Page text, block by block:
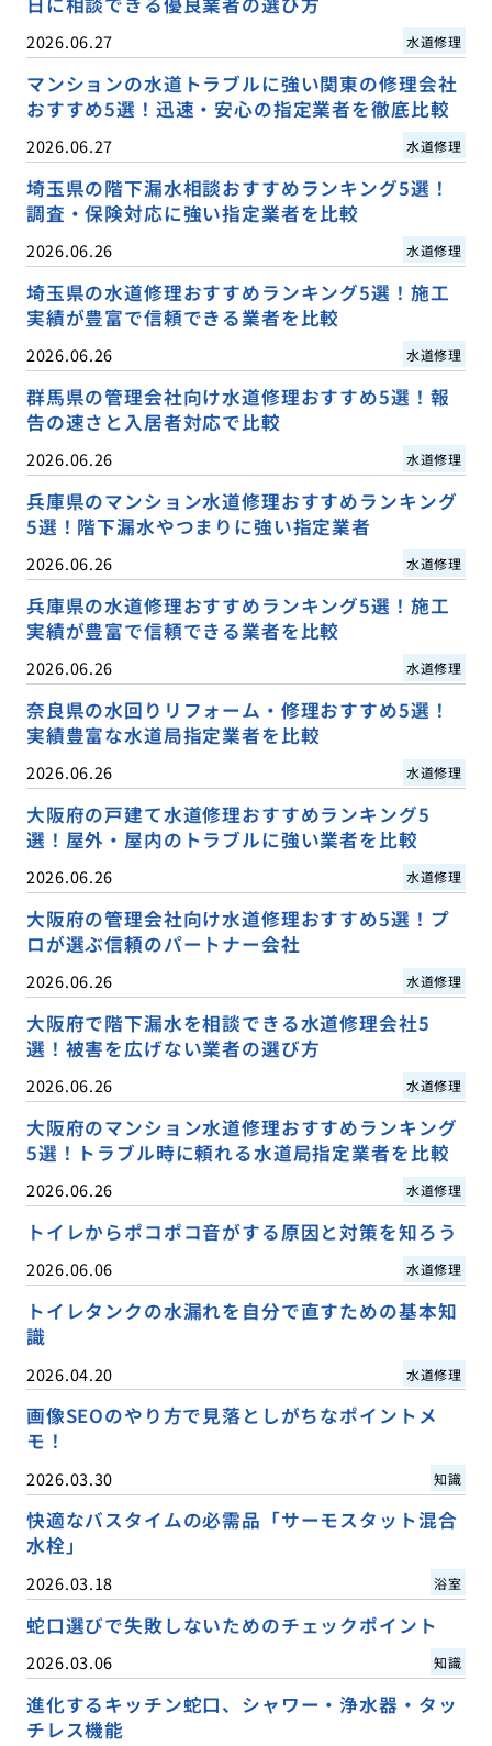
2026.06.27 水道修理
マンションの水道トラブルに強い関東の修理会社
おすすめ5選！迅速・安心の指定業者を徹底比較
2026.06.27 水道修理
埼玉県の階下漏水相談おすすめランキング5選！
調査・保険対応に強い指定業者を比較
2026.06.26 水道修理
埼玉県の水道修理おすすめランキング5選！施工
実績が豊富で信頼できる業者を比較
2026.06.26 水道修理
群馬県の管理会社向け水道修理おすすめ5選！報
告の速さと入居者対応で比較
2026.06.26 水道修理
兵庫県のマンション水道修理おすすめランキング
5選！階下漏水やつまりに強い指定業者
2026.06.26 水道修理
兵庫県の水道修理おすすめランキング5選！施工
実績が豊富で信頼できる業者を比較
2026.06.26 水道修理
奈良県の水回りリフォーム・修理おすすめ5選！
実績豊富な水道局指定業者を比較
2026.06.26 水道修理
大阪府の戸建て水道修理おすすめランキング5
選！屋外・屋内のトラブルに強い業者を比較
2026.06.26 水道修理
大阪府の管理会社向け水道修理おすすめ5選！プ
ロが選ぶ信頼のパートナー会社
2026.06.26 水道修理
大阪府で階下漏水を相談できる水道修理会社5
選！被害を広げない業者の選び方
2026.06.26 水道修理
大阪府のマンション水道修理おすすめランキング
5選！トラブル時に頼れる水道局指定業者を比較
2026.06.26 水道修理
トイレからポコポコ音がする原因と対策を知ろう
2026.06.06 水道修理
トイレタンクの水漏れを自分で直すための基本知
識
2026.04.20 水道修理
画像SEOのやり方で見落としがちなポイントメ
モ！
2026.03.30 知識
快適なバスタイムの必需品「サーモスタット混合
水栓」
2026.03.18 浴室
蛇口選びで失敗しないためのチェックポイント
2026.03.06 知識
進化するキッチン蛇口、シャワー・浄水器・タッ
チレス機能